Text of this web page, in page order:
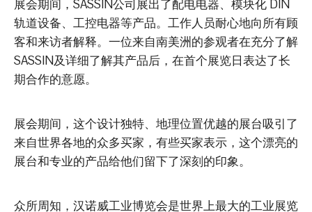
展会期间，SASSIN公司展出了配电电器、模块化 DIN
轨道设备、工控电器等产品。工作人员耐心地向所有顾
客和来访者解释。一位来自南美洲的参观者在充分了解
SASSIN及详细了解其产品后，在首个展览日表达了长
期合作的意愿。
展会期间，这个设计独特、地理位置优越的展台吸引了
来自世界各地的众多买家，有些买家表示，这个漂亮的
展台和专业的产品给他们留下了深刻的印象。
众所周知，汉诺威工业博览会是世界上最大的工业展览